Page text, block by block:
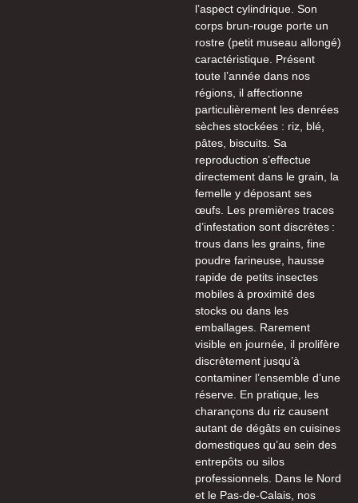
l’aspect cylindrique. Son
corps brun-rouge porte un
rostre (petit museau allongé)
caractéristique. Présent
toute l’année dans nos
régions, il affectionne
particulièrement les denrées
sèches stockées : riz, blé,
pâtes, biscuits. Sa
reproduction s’effectue
directement dans le grain, la
femelle y déposant ses
œufs. Les premières traces
d’infestation sont discrètes :
trous dans les grains, fine
poudre farineuse, hausse
rapide de petits insectes
mobiles à proximité des
stocks ou dans les
emballages. Rarement
visible en journée, il prolifère
discrètement jusqu’à
contaminer l’ensemble d’une
réserve. En pratique, les
charançons du riz causent
autant de dégâts en cuisines
domestiques qu’au sein des
entrepôts ou silos
professionnels. Dans le Nord
et le Pas-de-Calais, nos